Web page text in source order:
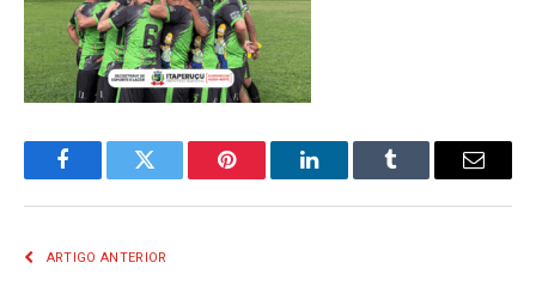
FacebookTwitter Pinterest LinkedInTumblr
E-
ARTIGO ANTERIOR